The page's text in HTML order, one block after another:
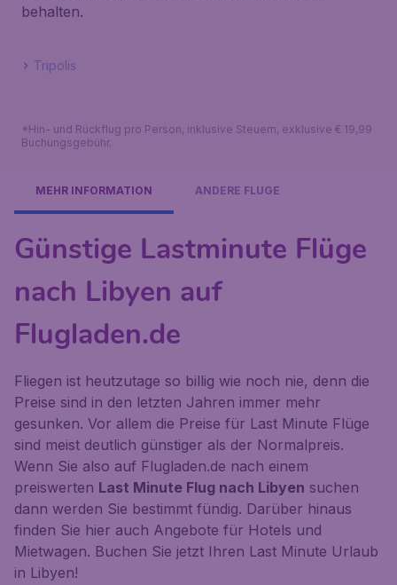
behalten.
Tripolis
*Hin- und Rückflug pro Person, inklusive Steuern, exklusive € 19,99
Buchungsgebühr.
MEHR INFORMATION ANDERE FLÜGE
Günstige Lastminute Flüge
nach Libyen auf
Flugladen.de
Fliegen ist heutzutage so billig wie noch nie, denn die
Preise sind in den letzten Jahren immer mehr
gesunken. Vor allem die Preise für Last Minute Flüge
sind meist deutlich günstiger als der Normalpreis.
Wenn Sie also auf Flugladen.de nach einem
preiswerten Last Minute Flug nach Libyen suchen
dann werden Sie bestimmt fündig. Darüber hinaus
finden Sie hier auch Angebote für Hotels und
Mietwagen. Buchen Sie jetzt Ihren Last Minute Urlaub
in Libyen!